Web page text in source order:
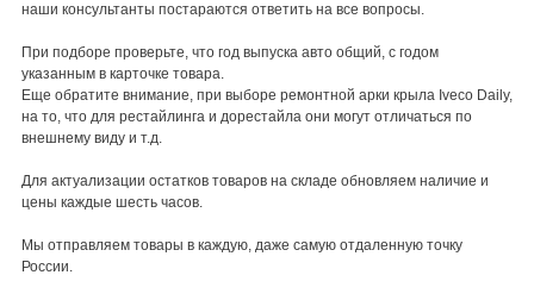
наши консультанты постараются ответить на все вопросы.
При подборе проверьте, что год выпуска авто общий, с годом
указанным в карточке товара.
Еще обратите внимание, при выборе ремонтной арки крыла Iveco Daily,
на то, что для рестайлинга и дорестайла они могут отличаться по
внешнему виду и т.д.
Для актуализации остатков товаров на складе обновляем наличие и
цены каждые шесть часов.
Мы отправляем товары в каждую, даже самую отдаленную точку
России.